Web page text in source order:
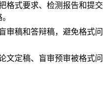
格式要求、检测报告和提交
审稿和答辩稿，避免格式问
文定稿、盲审预审被格式问